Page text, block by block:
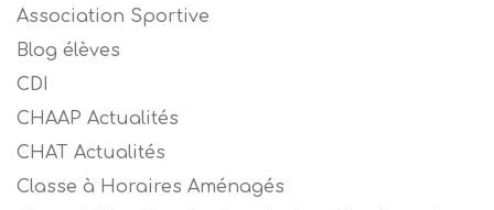
Association Sportive
Blog élèves
CDI
CHAAP Actualités
CHAT Actualités
Classe à Horaires Aménagés